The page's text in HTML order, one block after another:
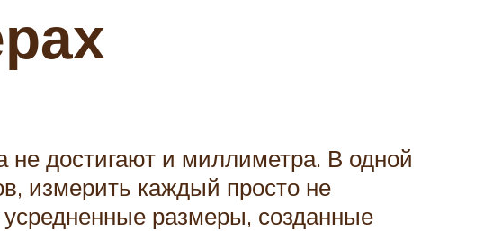
достигают и миллиметра. В одной
измерить каждый просто не
размеры, созданные